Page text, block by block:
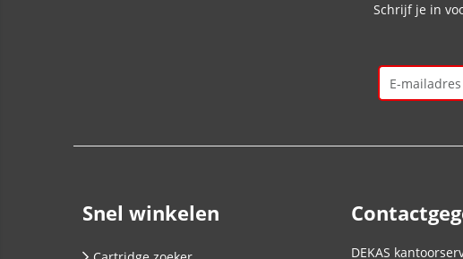
Schrijf je in
Snel winkelen
DEKAS